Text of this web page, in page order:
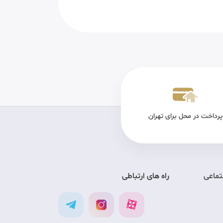
پرداخت در محل برای تهران
راه های ارتباطی